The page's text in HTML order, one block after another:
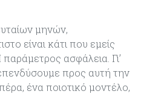
μηνών,
είναι κάτι που εμείς
ασφάλεια. Γι’
προς αυτή την
ένα ποιοτικό μοντέλο,